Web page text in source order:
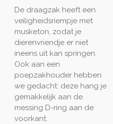
De draagzak heeft een
veiligheidsriempje met
musketon, zodat je
dierenvriendje er niet
ineens uit kan springen.
Ook aan een
poepzakhouder hebben
we gedacht: deze hang je
gemakkelijk aan de
messing D-ring aan de
voorkant.